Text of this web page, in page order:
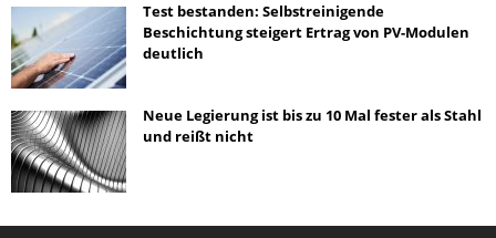
Test bestanden: Selbstreinigende
Beschichtung steigert Ertrag von PV-Modulen
deutlich
Neue Legierung ist bis zu 10 Mal fester als Stahl
und reißt nicht